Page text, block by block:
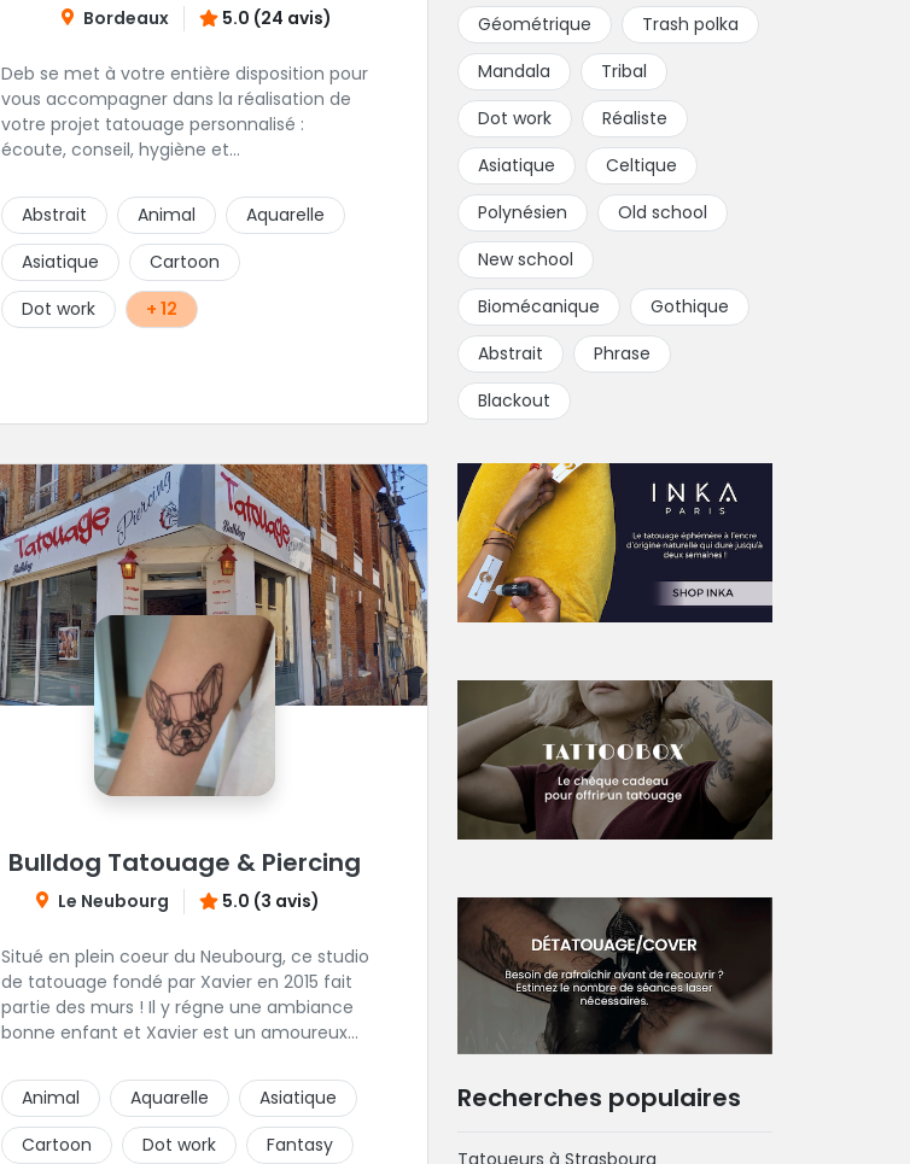
Bordeaux 5.0 (24 avis)
Deb se met à votre entière disposition pour
vous accompagner dans la réalisation de
votre projet tatouage personnalisé :
écoute, conseil, hygiène et
accomplie.
Abstrait Animal
Aquarelle
Asiatique
Cartoon
Dot work
+ 12
Bulldog Tatouage & Piercing
Le Neubourg 5.0 (3 avis)
Situé en plein coeur du Neubourg, ce studio
de tatouage fondé par Xavier en 2015 fait
partie des murs ! Il y régne une ambiance
bonne enfant et Xavier est un amoureux
Animal
Aquarelle
Asiatique
Cartoon
Dot work
Fantasy
Géométrique
Trash polka
Mandala
Tribal
Dot work
Réaliste
Asiatique
Celtique
Polynésien
Old school
New school
Biomécanique
Gothique
Abstrait
Phrase
Blackout
Recherches populaires